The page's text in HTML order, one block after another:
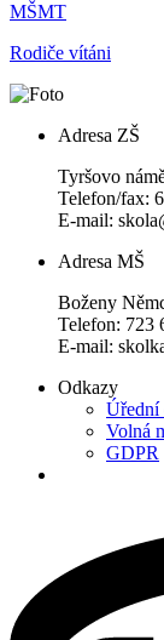
MŠMT
Rodiče vítáni
Adresa ZŠ
Tyršovo
Telefon/fax:
E-mail:
Adresa MŠ
Boženy
Telefon: 723
E-mail:
Odkazy
Úřední
Volná
GDPR